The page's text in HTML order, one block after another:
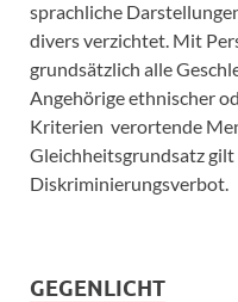
sprachliche
divers verzichtet. Mit
grundsätzlich alle
Angehörige ethnischer
Kriterien verortende
Gleichheitsgrundsatz gilt
Diskriminierungsverbot.
GEGENLICHT